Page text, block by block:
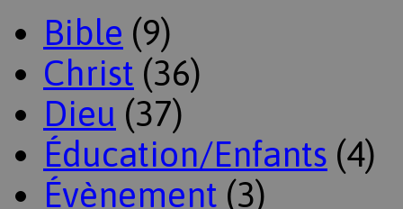
Bible (9)
Christ (36)
Dieu (37)
Éducation/Enfants (4)
Évènement (3)